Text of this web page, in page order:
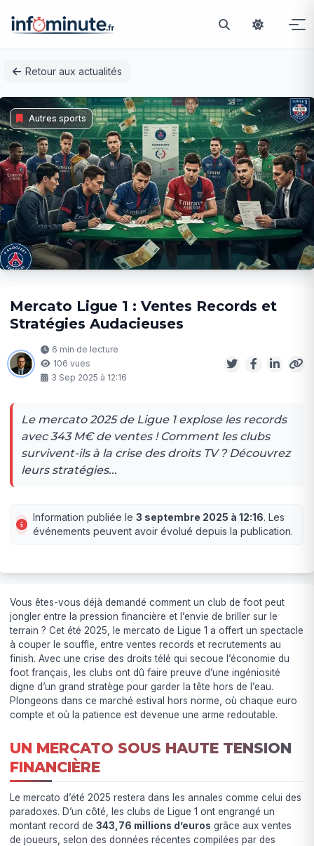
Retour aux actualités
Autres sports
Mercato Ligue 1 : Ventes Records et
Stratégies Audacieuses
6 min de lecture
106 vues
3 Sep 2025 à 12:16
Le mercato 2025 de Ligue 1 explose les records
avec 343 M€ de ventes ! Comment les clubs
survivent-ils à la crise des droits TV ? Découvrez
leurs stratégies...
Information publiée le3 septembre 2025 à 12:16. Les
événements peuvent avoir évolué depuis la publication.
Vous êtes-vous déjà demandé comment un club de foot peut
jongler entre la pression financière et l’envie de briller sur le
terrain ? Cet été 2025, le mercato de Ligue 1 a offert un spectacle
à couper le souffle, entre ventes records et recrutements au
finish. Avec une crise des droits télé qui secoue l’économie du
foot français, les clubs ont dû faire preuve d’une ingéniosité
digne d’un grand stratège pour garder la tête hors de l’eau.
Plongeons dans ce marché estival hors norme, où chaque euro
compte et où la patience est devenue une arme redoutable.
UN MERCATO SOUS HAUTE TENSION
FINANCIÈRE
Le mercato d’été 2025 restera dans les annales comme celui des
paradoxes. D’un côté, les clubs de Ligue 1 ont engrangé un
montant record de343,76 millions d’euros grâce aux ventes
de joueurs, selon des données récentes compilées par des